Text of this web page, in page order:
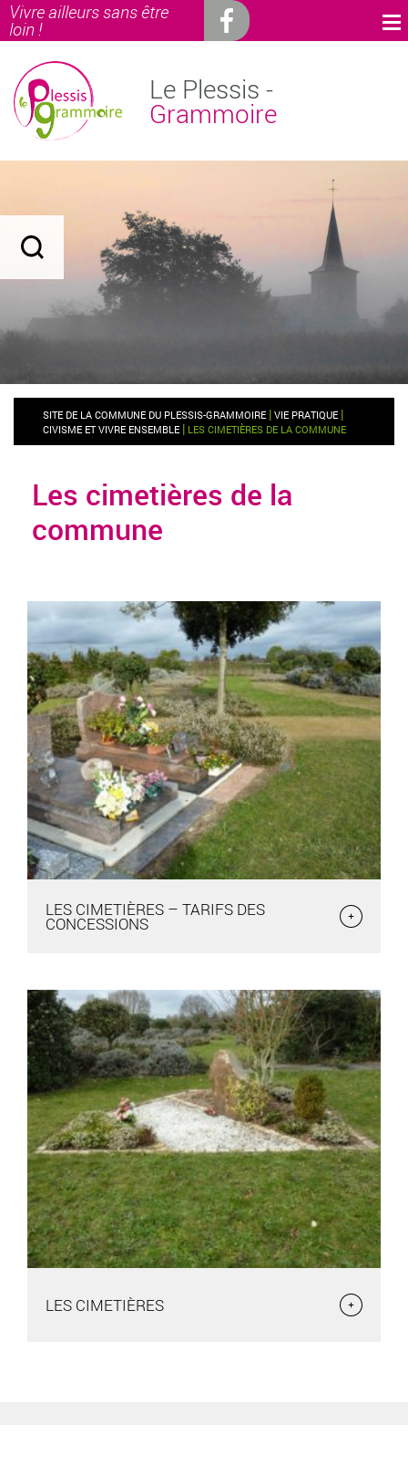
Vivre ailleurs sans être
loin !
Le Plessis -
Grammoire
SITE DE LA COMMUNE DU PLESSIS-GRAMMOIRE| VIE PRATIQUE|
CIVISME ET VIVRE ENSEMBLE| LES CIMETIÈRES DE LA COMMUNE
Les cimetières de la
commune
LES CIMETIÈRES – TARIFS DES
CONCESSIONS
Pour tous renseignements, s'adresser à l'accueil de la mairie
au 02.41.76.72.21 ou par email
LES CIMETIÈRES